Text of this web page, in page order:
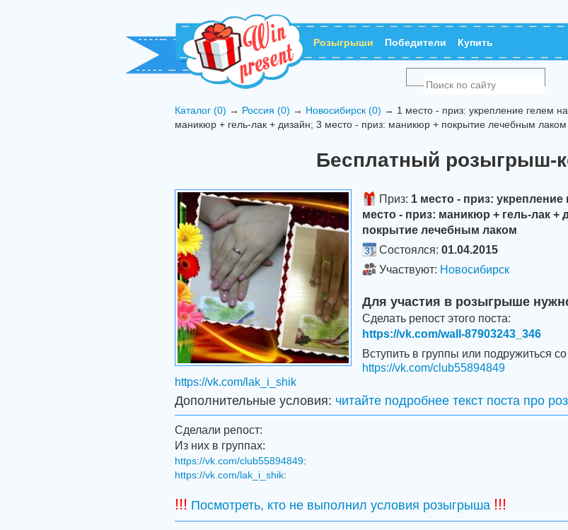
Розыгрыши Победители Купить
Каталог (0) → Россия (0) → Новосибирск (0) → 1 место - приз: укрепление гелем
маникюр + гель-лак + дизайн; 3 место - приз: маникюр + покрытие лечебным лаком
Бесплатный розыгрыш-
Приз: 1 место - приз:
место - приз: маникюр + гель-лак +
покрытие лечебным лаком
Состоялся: 01.04.2015
Участвуют: Новосибирск
Для участия в розыгрыше
Сделать репост этого поста:
https://vk.com/wall-87903243_346
Вступить в группы или подружиться
https://vk.com/club55894849
https://vk.com/lak_i_shik
Дополнительные условия: читайте подробнее текст поста про
Сделали репост:
Из них в группах:
https://vk.com/club55894849:
https://vk.com/lak_i_shik:
!!! Посмотреть, кто не выполнил условия розыгрыша !!!